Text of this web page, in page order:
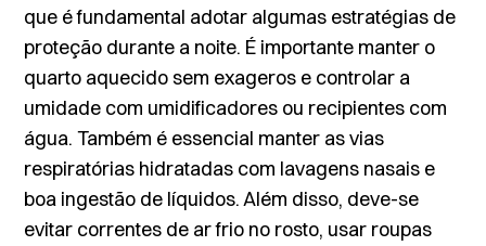
que é fundamental adotar algumas estratégias de
proteção durante a noite. É importante manter o
quarto aquecido sem exageros e controlar a
umidade com umidificadores ou recipientes com
água. Também é essencial manter as vias
respiratórias hidratadas com lavagens nasais e
boa ingestão de líquidos. Além disso, deve-se
evitar correntes de ar frio no rosto, usar roupas